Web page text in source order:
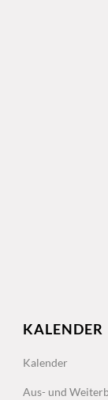
KALENDER
Kalender
Aus- und